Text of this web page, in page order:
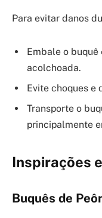
Para evitar danos
Embale o
acolchoada.
Evite choques e
Transporte o
principalmente
Inspirações
Buquês de